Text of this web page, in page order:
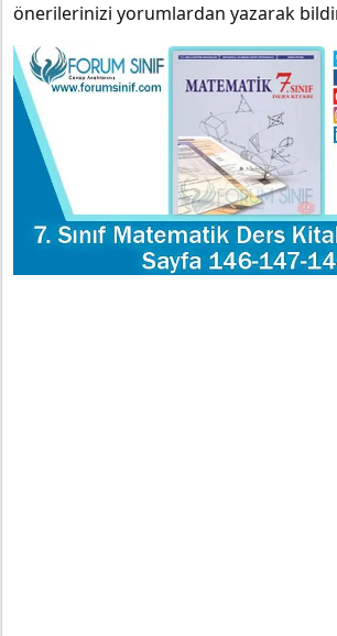
önerilerinizi yorumlardan yazarak